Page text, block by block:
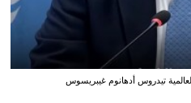
تيدروس أدهانوم غيبريسوس